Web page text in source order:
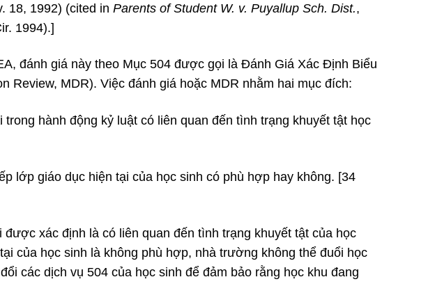
18, 1992) (cited in Parents of Student W. v. Puyallup Sch. Dist.,
1994).]
đánh giá này theo Mục 504 được gọi là Đánh Giá Xác Định Biểu
Review, MDR). Việc đánh giá hoặc MDR nhằm hai mục đích:
hành động kỷ luật có liên quan đến tình trạng khuyết tật học
lớp giáo dục hiện tại của học sinh có phù hợp hay không. [34
được xác định là có liên quan đến tình trạng khuyết tật của học
của học sinh là không phù hợp, nhà trường không thể đuổi học
các dịch vụ 504 của học sinh để đảm bảo rằng học khu đang